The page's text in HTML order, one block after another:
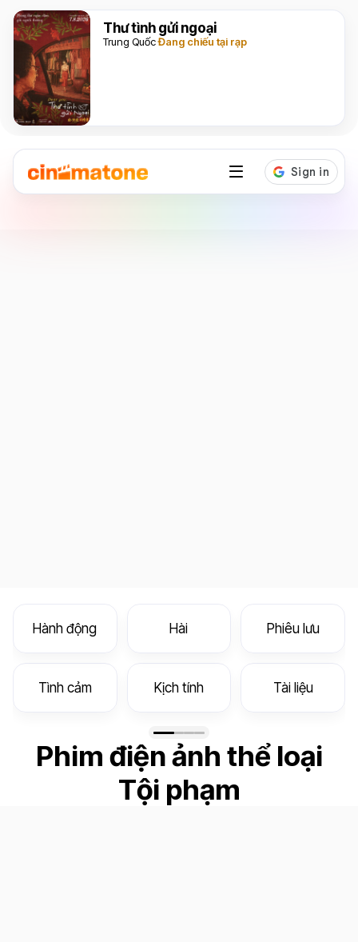
Thư tình gửi ngoại
Trung QuốcĐang chiếu tại rạp
Hành động Hài Phiêu lưu
Tình cảm Kịch tính Tài liệu
Phim điện ảnh thể loại
Tội phạm